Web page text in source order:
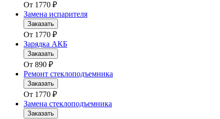
От 1770 ₽
Замена испарителя
Заказать
От 1770 ₽
Зарядка АКБ
Заказать
От 890 ₽
Ремонт стеклоподъемника
Заказать
От 1770 ₽
Замена стеклоподъемника
Заказать